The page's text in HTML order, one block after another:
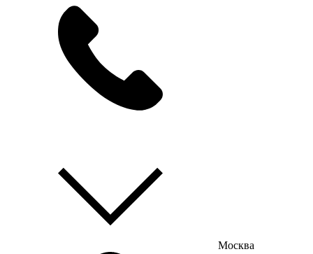
Москва